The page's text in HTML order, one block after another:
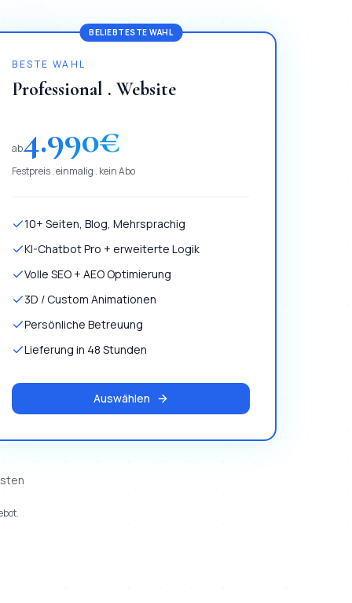
BELIEBTESTE WAHL
BESTE WAHL
Professional . Website
ab4.990€
Festpreis . einmalig . kein Abo
10+ Seiten, Blog, Mehrsprachig
KI-Chatbot Pro + erweiterte Logik
Volle SEO + AEO Optimierung
3D / Custom Animationen
Persönliche Betreuung
Lieferung in 48 Stunden
Auswählen